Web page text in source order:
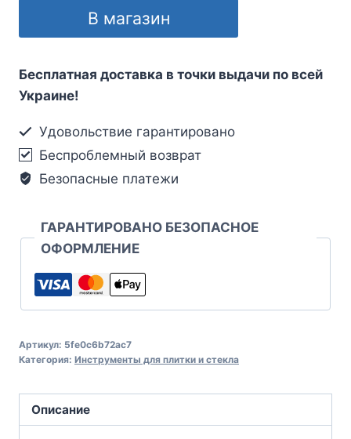
В магазин
Бесплатная доставка в точки выдачи по всей
Украине!
Удовольствие гарантировано
Беспроблемный возврат
Безопасные платежи
ГАРАНТИРОВАНО БЕЗОПАСНОЕ
ОФОРМЛЕНИЕ
Артикул: 5fe0c6b72ac7
Категория: Инструменты для плитки и стекла
Описание